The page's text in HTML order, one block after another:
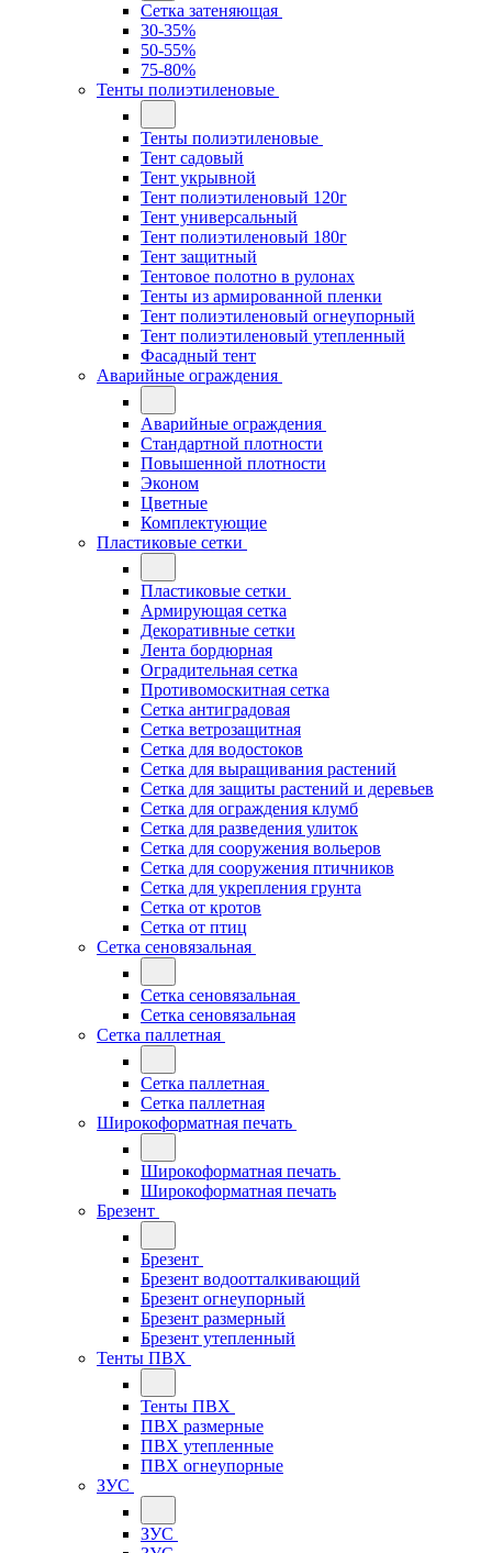
Сетка затеняющая
30-35%
50-55%
75-80%
Тенты полиэтиленовые
Тенты полиэтиленовые
Тент садовый
Тент укрывной
Тент полиэтиленовый 120г
Тент универсальный
Тент полиэтиленовый 180г
Тент защитный
Тентовое полотно в рулонах
Тенты из армированной пленки
Тент полиэтиленовый огнеупорный
Тент полиэтиленовый утепленный
Фасадный тент
Аварийные ограждения
Аварийные ограждения
Стандартной плотности
Повышенной плотности
Эконом
Цветные
Комплектующие
Пластиковые сетки
Пластиковые сетки
Армирующая сетка
Декоративные сетки
Лента бордюрная
Оградительная сетка
Противомоскитная сетка
Сетка антиградовая
Сетка ветрозащитная
Сетка для водостоков
Сетка для выращивания растений
Сетка для защиты растений и деревьев
Сетка для ограждения клумб
Сетка для разведения улиток
Сетка для сооружения вольеров
Сетка для сооружения птичников
Сетка для укрепления грунта
Сетка от кротов
Сетка от птиц
Сетка сеновязальная
Сетка сеновязальная
Сетка сеновязальная
Сетка паллетная
Сетка паллетная
Сетка паллетная
Широкоформатная печать
Широкоформатная печать
Широкоформатная печать
Брезент
Брезент
Брезент водоотталкивающий
Брезент огнеупорный
Брезент размерный
Брезент утепленный
Тенты ПВХ
Тенты ПВХ
ПВХ размерные
ПВХ утепленные
ПВХ огнеупорные
ЗУС
ЗУС